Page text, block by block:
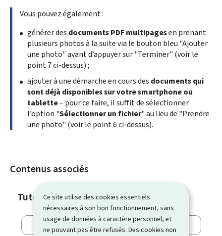
Ce site utilise des cookies essentiels
nécessaires à son bon fonctionnement, sans
usage de données à caractère personnel, et
ne pouvant pas être refusés. Des cookies non
Vous pouvez également :
générer des documents PDF multipagesen prenant
plusieurs photos à la suite via le bouton bleu "Ajouter
une photo" avant d’appuyer sur "Terminer" (voir le
point 7 ci-dessus) ;
ajouter à une démarche en cours des documents qui
sont déjà disponibles sur votresmartphoneou
tablette– pour ce faire, il suffit de sélectionner
l’option "Sélectionner un fichier" au lieu de "Prendre
une photo" (voir le point 6 ci-dessus).
Contenus associés
Tutoriels